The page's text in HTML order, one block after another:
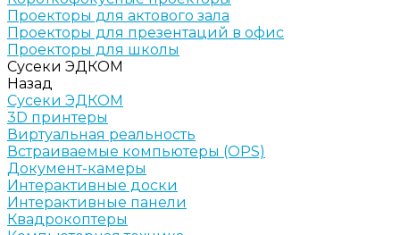
Проекторы для актового зала
Проекторы для презентаций в офис
Проекторы для школы
Сусеки ЭДКОМ
Назад
Сусеки ЭДКОМ
3D принтеры
Виртуальная реальность
Встраиваемые компьютеры (OPS)
Документ-камеры
Интерактивные доски
Интерактивные панели
Квадрокоптеры